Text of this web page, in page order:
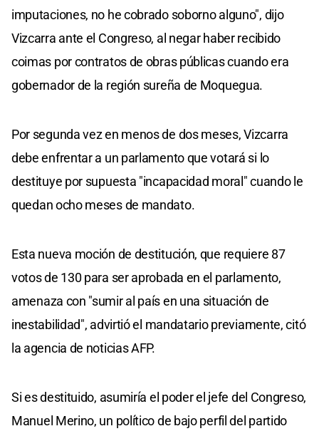
imputaciones, no he cobrado soborno alguno", dijo
Vizcarra ante el Congreso, al negar haber recibido
coimas por contratos de obras públicas cuando era
gobernador de la región sureña de Moquegua.
Por segunda vez en menos de dos meses, Vizcarra
debe enfrentar a un parlamento que votará si lo
destituye por supuesta "incapacidad moral" cuando le
quedan ocho meses de mandato.
Esta nueva moción de destitución, que requiere 87
votos de 130 para ser aprobada en el parlamento,
amenaza con "sumir al país en una situación de
inestabilidad", advirtió el mandatario previamente, citó
la agencia de noticias AFP.
Si es destituido, asumiría el poder el jefe del Congreso,
Manuel Merino, un político de bajo perfil del partido